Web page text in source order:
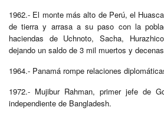
1962.- El monte más alto de Perú, el
de tierra y arrasa a su paso con la
haciendas de Uchnoto, Sacha,
dejando un saldo de 3 mil muertos y
1964.- Panamá rompe relaciones
1972.- Mujibur Rahman, primer jefe de
independiente de Bangladesh.